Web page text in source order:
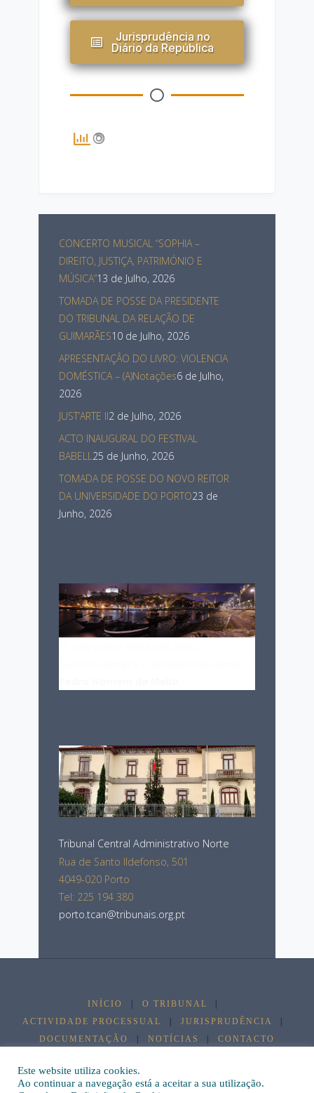
Jurisprudência no
Diário da República
CONCERTO MUSICAL “SOPHIA –
DIREITO, JUSTIÇA, PATRIMÓNIO E
MÚSICA”13 de Julho, 2026
TOMADA DE POSSE DA PRESIDENTE
DO TRIBUNAL DA RELAÇÃO DE
GUIMARÃES10 de Julho, 2026
APRESENTAÇÂO DO LIVRO: VIOLENCIA
DOMÉSTICA – (A)Notações6 de Julho,
2026
JUST’ARTE II2 de Julho, 2026
ACTO INAUGURAL DO FESTIVAL
BABELL25 de Junho, 2026
TOMADA DE POSSE DO NOVO REITOR
DA UNIVERSIDADE DO PORTO23 de
Junho, 2026
Tribunal Central Administrativo Norte
Rua de Santo Ildefonso, 501
4049-020 Porto
Tel: 225 194 380
porto.tcan@tribunais.org.pt
INÍCIO O TRIBUNAL
ACTIVIDADE PROCESSUAL JURISPRUDÊNCIA
DOCUMENTAÇÃO NOTÍCIAS CONTACTO
©2026 Tribunal Central Administrativo Norte
Este website utiliza cookies.
Ao continuar a navegação está a aceitar a sua utilização.